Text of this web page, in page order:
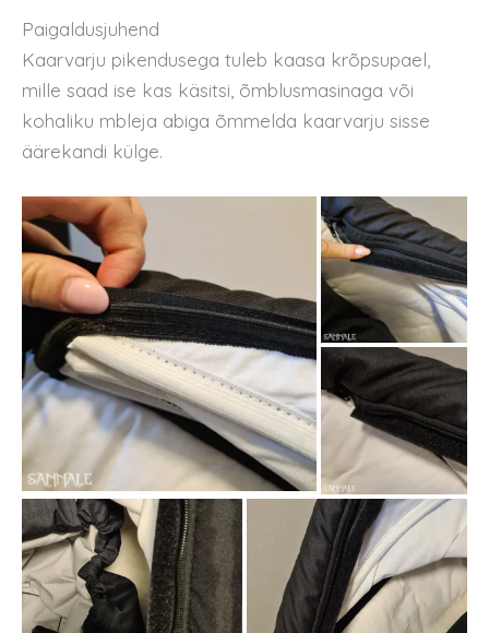
Paigaldusjuhend
Kaarvarju pikendusega tuleb kaasa krõpsupael,
mille saad ise kas käsitsi, õmblusmasinaga või
kohaliku mbleja abiga õmmelda kaarvarju sisse
äärekandi külge.